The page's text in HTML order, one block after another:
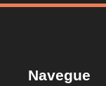
Navegue